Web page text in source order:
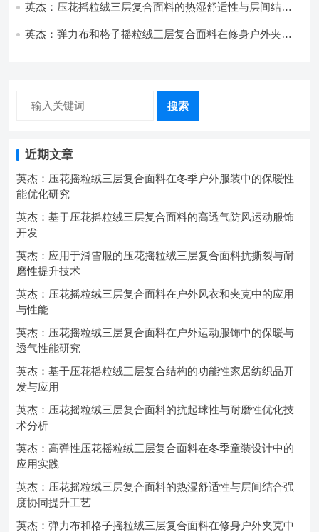
英杰：压花摇粒绒三层复合面料的热湿舒适性与层间结合
英杰：弹力布和格子摇粒绒三层复合面料在修身户外夹克
搜索
近期文章
英杰：压花摇粒绒三层复合面料在冬季户外服装中的保暖性
能优化研究
英杰：基于压花摇粒绒三层复合面料的高透气防风运动服饰
开发
英杰：应用于滑雪服的压花摇粒绒三层复合面料抗撕裂与耐
磨性提升技术
英杰：压花摇粒绒三层复合面料在户外风衣和夹克中的应用
与性能
英杰：压花摇粒绒三层复合面料在户外运动服饰中的保暖与
透气性能研究
英杰：基于压花摇粒绒三层复合结构的功能性家居纺织品开
发与应用
英杰：压花摇粒绒三层复合面料的抗起球性与耐磨性优化技
术分析
英杰：高弹性压花摇粒绒三层复合面料在冬季童装设计中的
应用实践
英杰：压花摇粒绒三层复合面料的热湿舒适性与层间结合强
度协同提升工艺
英杰：弹力布和格子摇粒绒三层复合面料在修身户外夹克中